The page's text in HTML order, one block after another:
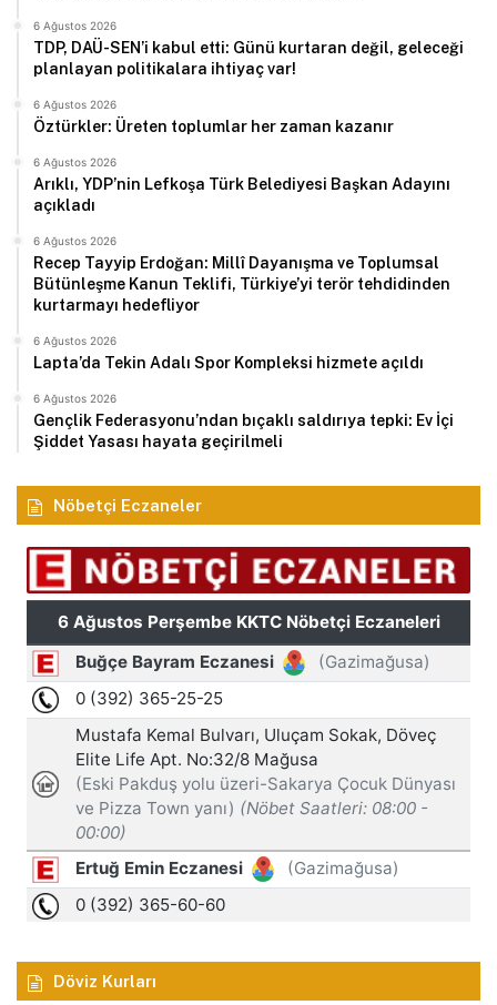
6 Ağustos 2026
TDP, DAÜ-SEN’i kabul etti: Günü kurtaran değil, geleceği
planlayan politikalara ihtiyaç var!
6 Ağustos 2026
Öztürkler: Üreten toplumlar her zaman kazanır
6 Ağustos 2026
Arıklı, YDP’nin Lefkoşa Türk Belediyesi Başkan Adayını
açıkladı
6 Ağustos 2026
Recep Tayyip Erdoğan: Millî Dayanışma ve Toplumsal
Bütünleşme Kanun Teklifi, Türkiye’yi terör tehdidinden
kurtarmayı hedefliyor
6 Ağustos 2026
Lapta’da Tekin Adalı Spor Kompleksi hizmete açıldı
6 Ağustos 2026
Gençlik Federasyonu’ndan bıçaklı saldırıya tepki: Ev İçi
Şiddet Yasası hayata geçirilmeli
Nöbetçi Eczaneler
Döviz Kurları